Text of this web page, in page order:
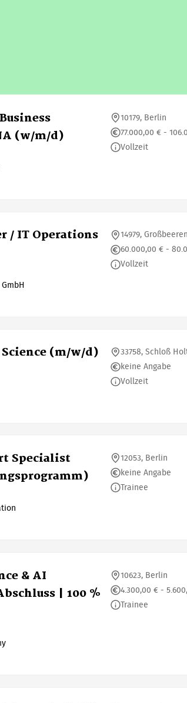
(w/m/d)
10179, Berlin
77.000,00 € -
Vollzeit
/ IT Operations
14979, Großbeeren
60.000,00 € -
Vollzeit
(m/w/d)
33758, Schloß
keine Angabe
Vollzeit
Specialist
12053, Berlin
keine Angabe
Trainee
& AI
| 100 %
10623, Berlin
4.300,00 € -
Trainee